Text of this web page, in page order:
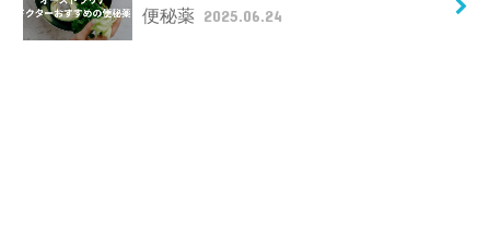
便秘薬 2025.06.24